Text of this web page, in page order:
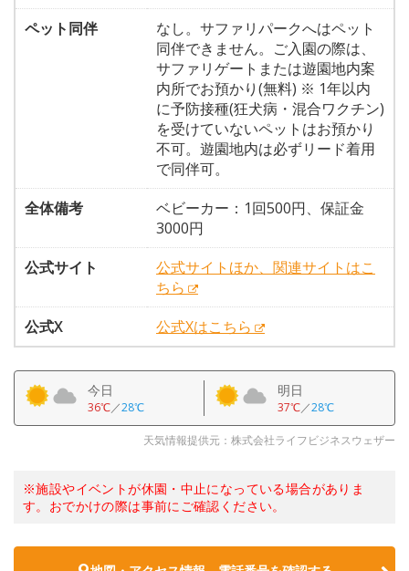
ペット同伴
なし。サファリパークへはペット
同伴できません。ご入園の際は、
サファリゲートまたは遊園地内案
内所でお預かり(無料) ※ 1年以内
に予防接種(狂犬病・混合ワクチン)
を受けていないペットはお預かり
不可。遊園地内は必ずリード着用
で同伴可。
全体備考
ベビーカー：1回500円、保証金
3000円
公式サイト
公式サイトほか、関連サイトはこ
ちら
公式X
公式Xはこちら
今日
36℃／28℃
明日
37℃／28℃
天気情報提供元：株式会社ライフビジネスウェザー
※施設やイベントが休園・中止になっている場合がありま
す。おでかけの際は事前にご確認ください。